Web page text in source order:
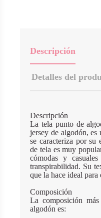
Descripción
Detalles del
Descripción
La tela punto de
jersey de algodón, es
se caracteriza por su
de tela es muy
cómodas y
transpirabilidad. Su
que la hace ideal para
Composición
La composición
algodón es: